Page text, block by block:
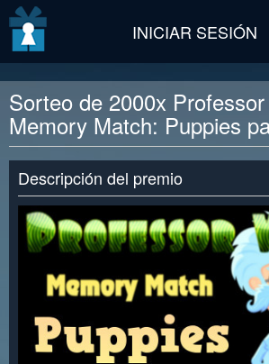
INICIAR SESIÓN
Sorteo de 2000x
Memory Match: Puppies
Descripción del premio